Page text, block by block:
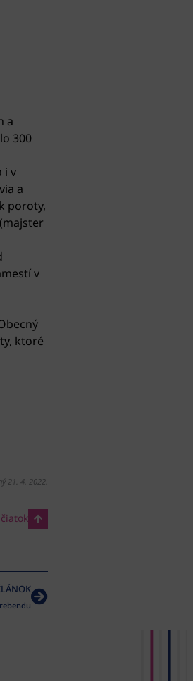
a
300
i v
a
poroty,
v
ktoré
21. 4. 2022.